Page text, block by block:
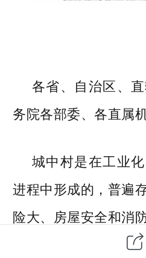
各省、自治区、
务院各部委、各直属
城中村是在工业
进程中形成的，普遍
险大、房屋安全和消
设施落后、环境脏乱